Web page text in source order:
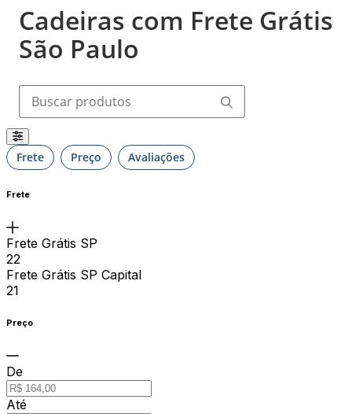
Cadeiras com Frete Grátis
São Paulo
Buscar produtos
Frete Preço Avaliações
Frete
Frete Grátis SP
22
Frete Grátis SP Capital
21
Preço
De
Até